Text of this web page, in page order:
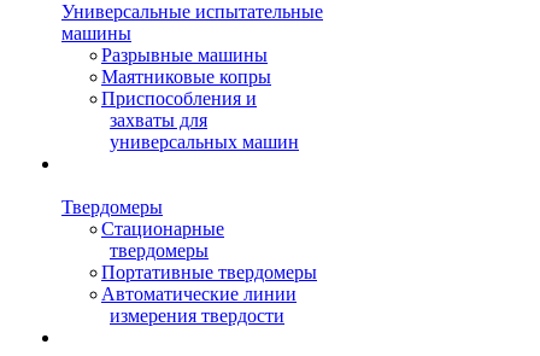
Универсальные испытательные
машины
Разрывные машины
Маятниковые копры
Приспособления и
захваты для
универсальных машин
Твердомеры
Стационарные
твердомеры
Портативные твердомеры
Автоматические линии
измерения твердости